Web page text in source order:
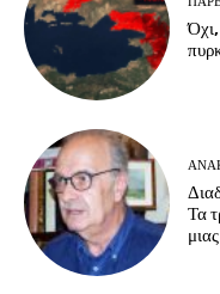
Όχι,
Τα